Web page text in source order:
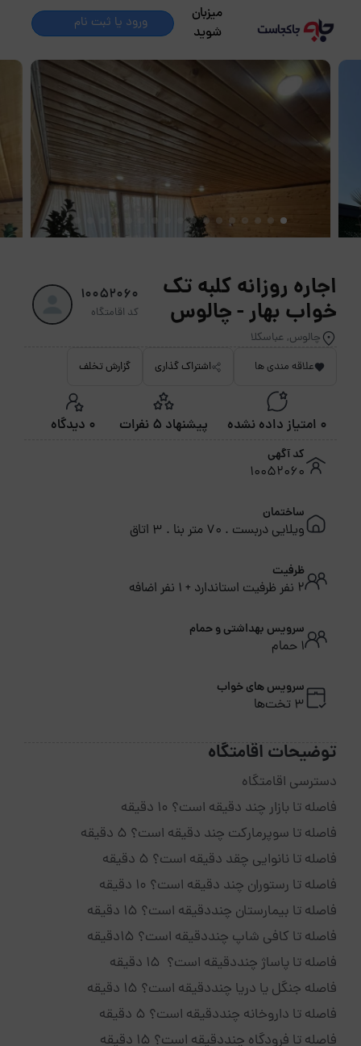
میزبان
شوید
ورود یا ثبت نام
اجاره روزانه کلبه تک
خواب بهار - چالوس
چالوس, عباسکلا
10052060
کد اقامتگاه
علاقه مندی ها اشتراک گذاری گزارش تخلف
0 امتیاز داده نشده پیشنهاد 5 نفرات 0 دیدگاه
کد آگهی
10052060
ساختمان
ویلایی دربست . 70 متر بنا . 3 اتاق
ظرفیت
2 نفر ظرفیت استاندارد + 1 نفر اضافه
سرویس بهداشتی و حمام
1 حمام
سرویس های خواب
3 تخت‌ها
توضیحات اقامتگاه
دسترسی اقامتگاه
فاصله تا بازار چند دقیقه است؟ 10 دقیقه
فاصله تا سوپرمارکت چند دقیقه است؟ 5 دقیقه
فاصله تا نانوایی چقد دقیقه است؟ 5 دقیقه
فاصله تا رستوران چند دقیقه است؟ 10 دقیقه
فاصله تا بیمارستان چنددقیقه است؟ 15 دقیقه
فاصله تا کافی شاپ چنددقیقه است؟ 15دقیقه
فاصله تا پاساژ چنددقیقه است؟ 15 دقیقه
فاصله جنگل یا دریا چنددقیقه است؟ 15 دقیقه
فاصله تا داروخانه چنددقیقه است؟ 5 دقیقه
فاصله تا فرودگاه چنددقیقه است؟ 15 دقیقه